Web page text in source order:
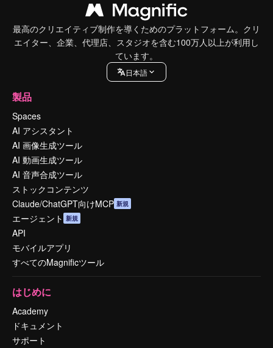
最高のクリエイティブ制作を導くためのプラットフォーム。クリ
エイター、企業、代理店、スタジオを含む100万人以上が利用し
ています。
日本語
製品
Spaces
AI アシスタント
AI 画像生成ツール
AI 動画生成ツール
AI 音声合成ツール
ストックコンテンツ
Claude/ChatGPT向けMCP 新規
エージェント 新規
API
モバイルアプリ
すべてのMagnificツール
はじめに
Academy
ドキュメント
サポート